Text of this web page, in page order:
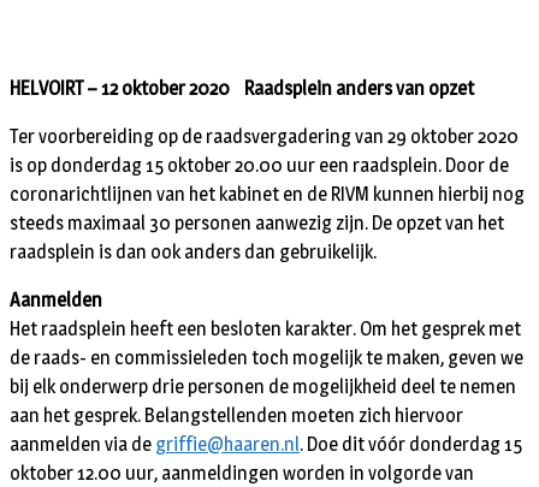
HELVOIRT – 12 oktober 2020 Raadsplein anders van opzet
Ter voorbereiding op de raadsvergadering van 29 oktober 2020
is op donderdag 15 oktober 20.00 uur een raadsplein. Door de
coronarichtlijnen van het kabinet en de RIVM kunnen hierbij nog
steeds maximaal 30 personen aanwezig zijn. De opzet van het
raadsplein is dan ook anders dan gebruikelijk.
Aanmelden
Het raadsplein heeft een besloten karakter. Om het gesprek met
de raads- en commissieleden toch mogelijk te maken, geven we
bij elk onderwerp drie personen de mogelijkheid deel te nemen
aan het gesprek. Belangstellenden moeten zich hiervoor
aanmelden via de griffie@haaren.nl. Doe dit vóór donderdag 15
oktober 12.00 uur, aanmeldingen worden in volgorde van